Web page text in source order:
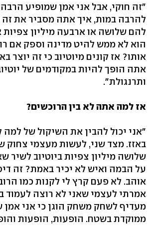
"זה חוקי, אבל אני אמן שמופיע
להרבה במות, איך אתה מסביר את
להם שלושה או ארבעה מיליון
הוא לא ממש להיט מדינה וספק אם
אותו? אז קונים מיוטיוב כי זה יוצר
אתה הופך להיות במקודמים של
ותרנגולת".
אז למה אתה לא בין הרוכשים?
"אני יכול להבין את השיקול של למה
באזז. מצד שני, לעשות מעצמי צחוק
שלושה מיליון צפיות ביוטיוב לשיר
על הבמה ואיש לא יכיר באמת? זה
אוהב. לא פעם קרץ לי לקנות כמו
אמרתי לעצמי שאני לא רוצה לעמוד
מעדיף לשחק משחק הוגן כי אני אמן
ממוקדת בשטח. הופעות, הופעות